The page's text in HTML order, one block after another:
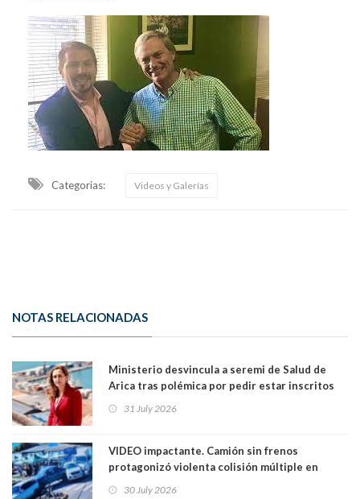
Categorias: Videos y Galerías
NOTAS RELACIONADAS
Ministerio desvincula a seremi de Salud de
Arica tras polémica por pedir estar inscritos
Ya son 29 seremis despedidos desde el 11 de
31 July 2026
VIDEO impactante. Camión sin frenos
protagonizó violenta colisión múltiple en
30 July 2026